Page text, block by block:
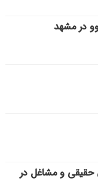
در مشهد
و مشاغل در